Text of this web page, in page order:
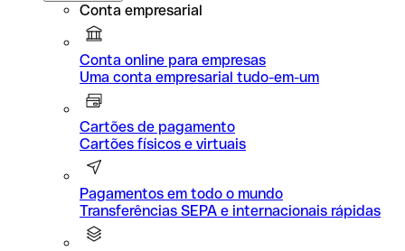
Conta empresarial
Conta online para empresas
Uma conta empresarial tudo-em-um
Cartões de pagamento
Cartões físicos e virtuais
Pagamentos em todo o mundo
Transferências SEPA e internacionais rápidas